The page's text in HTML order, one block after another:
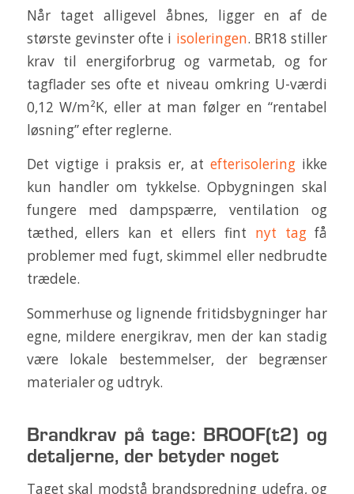
Når taget alligevel åbnes, ligger en af de
største gevinster ofte i isoleringen. BR18 stiller
krav til energiforbrug og varmetab, og for
tagflader ses ofte et niveau omkring U-værdi
0,12 W/m²K, eller at man følger en “rentabel
løsning” efter reglerne.
Det vigtige i praksis er, atefterisolering ikke
kun handler om tykkelse. Opbygningen skal
fungere med dampspærre, ventilation og
tæthed, ellers kan et ellers fint nyt tagfå
problemer med fugt, skimmel eller nedbrudte
trædele.
Sommerhuse og lignende fritidsbygninger har
egne, mildere energikrav, men der kan stadig
være lokale bestemmelser, der begrænser
materialer og udtryk.
Brandkrav på tage: BROOF(t2) og
detaljerne, der betyder noget
Taget skal modstå brandspredning udefra, og